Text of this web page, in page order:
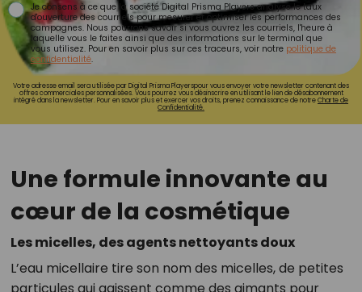
Je consens à ce que la société Digital Prisma Players analyse le taux
d'ouverture des courriels pour mesurer et optimiser les performances des
campagnes. Nous pourrons savoir si vous ouvrez les courriels, l'heure à
laquelle vous le faites ainsi que des informations sur le terminal que
vous utilisez. Pour en savoir plus sur ces traceurs, voir notre politique de
confidentialité.
Votre adresse email sera utilisée par Digital Prisma Playerspour vous envoyer votre newsletter contenant des
offres commerciales personnalisées. Vous pourrez vous désinscrire en utilisant le lien de désabonnement
intégré dans la newsletter. Pour en savoir plus et exercer vos droits, prenez connaissance de notreCharte de
Confidentialité.
Une formule innovante au
cœur de la cosmétique
Les micelles, des agents nettoyants doux
L’eau micellaire tire son nom des micelles, de petites